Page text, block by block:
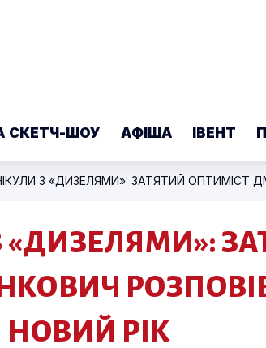
СКЕТЧ-ШОУ АФІША ІВЕНТ
«ДИЗЕЛЯМИ»:
НОВИЙ РІК